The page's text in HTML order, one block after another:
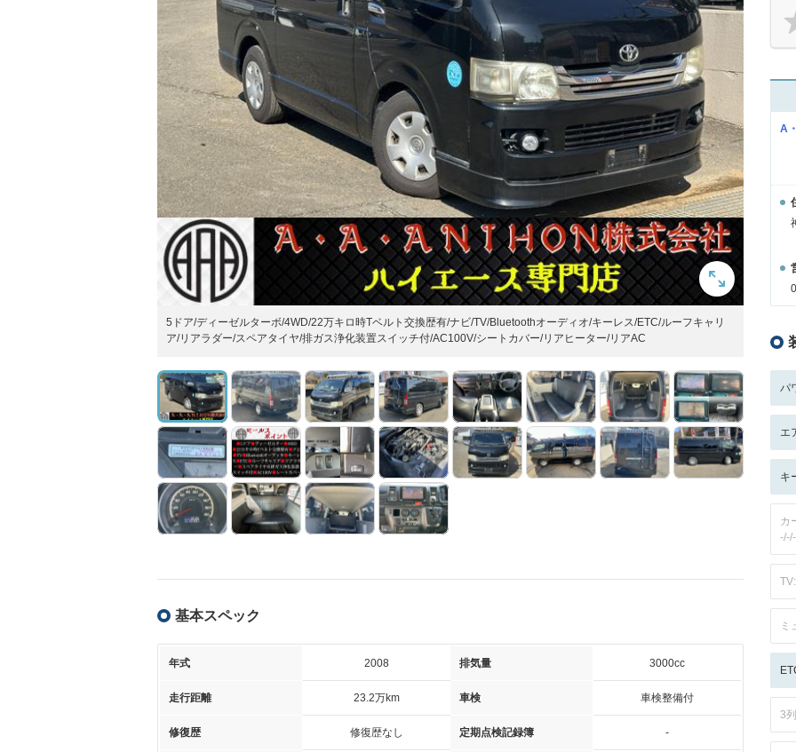
5ドア/ディーゼルターボ/4WD/22万キロ時Tベルト交換歴有/ナビ/TV/Bluetoothオーディオ/キーレス/ETC/ルーフキャリ
ア/リアラダー/スペアタイヤ/排ガス浄化装置スイッチ付/AC100V/シートカバー/リアヒーター/リアAC
基本スペック
年式 2008 排気量 3000cc
走行距離 23.2万km 車検 車検整備付
修復歴 修復歴なし 定期点検記録簿 -
A
パ
エ
キ
カ
ミ
3